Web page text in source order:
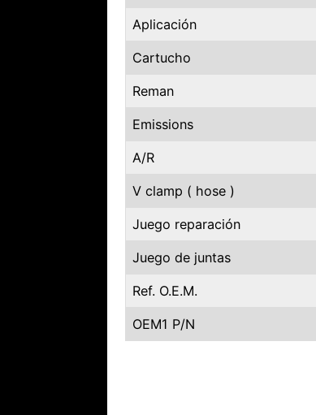
Aplicación
Cartucho
Reman
Emissions
A/R
V clamp ( hose )
Juego reparación
Juego de juntas
Ref. O.E.M.
OEM1 P/N